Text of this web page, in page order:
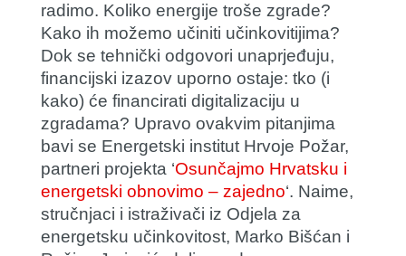
radimo. Koliko energije troše zgrade?
Kako ih možemo učiniti učinkovitijima?
Dok se tehnički odgovori unaprjeđuju,
financijski izazov uporno ostaje: tko (i
kako) će financirati digitalizaciju u
zgradama? Upravo ovakvim pitanjima
bavi se Energetski institut Hrvoje Požar,
partneri projekta ‘Osunčajmo Hrvatsku i
energetski obnovimo – zajedno‘. Naime,
stručnjaci i istraživači iz Odjela za
energetsku učinkovitost, Marko Bišćan i